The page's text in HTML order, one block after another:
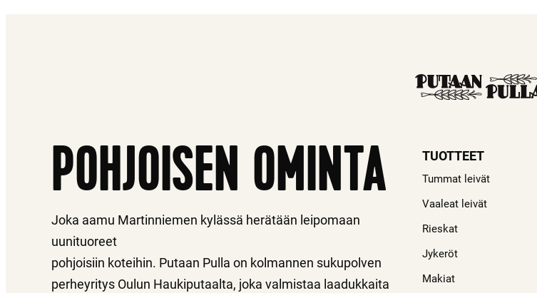
POHJOISEN OMINTA
Joka aamu Martinniemen kylässä herätään leipomaan
uunituoreet
pohjoisiin koteihin. Putaan Pulla on kolmannen sukupolven
perheyritys Oulun Haukiputaalta, joka valmistaa laadukkaita
TUOTTEET
Tummat leivät
Vaaleat leivät
Rieskat
Jykeröt
Makiat